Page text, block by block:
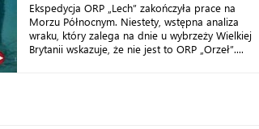
Ekspedycja ORP „Lech” zakończyła prace na
Morzu Północnym. Niestety, wstępna analiza
wraku, który zalega na dnie u wybrzeży Wielkiej
Brytanii wskazuje, że nie jest to ORP „Orzeł”....